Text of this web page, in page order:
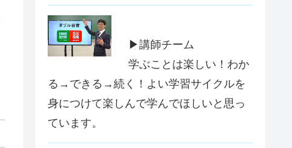
▶講師チーム
学ぶことは楽しい！わか
る→できる→続く！よい学習サイクルを
身につけて楽しんで学んでほしいと思っ
ています。